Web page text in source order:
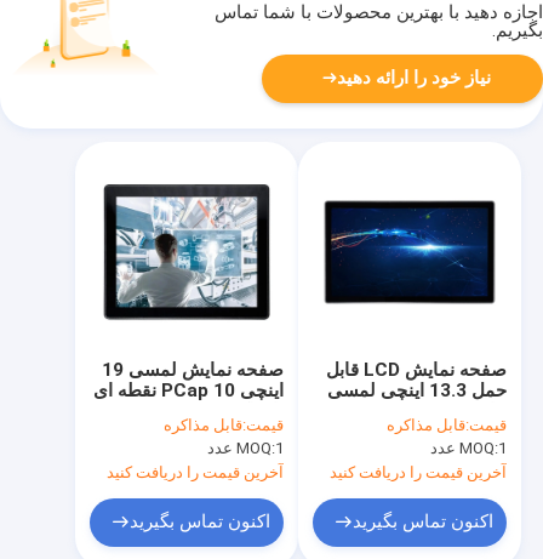
اجازه دهید با بهترین محصولات با شما تماس
بگیریم.
نیاز خود را ارائه دهید
صفحه نمایش لمسی 19
اینچی PCap 10 نقطه ای
قیمت:قابل مذاکره
MOQ:1 عدد
آخرین قیمت را دریافت کنید
اکنون تماس بگیرید
صفحه نمایش LCD قابل
حمل 13.3 اینچی لمسی
قیمت:قابل مذاکره
MOQ:1 عدد
آخرین قیمت را دریافت کنید
اکنون تماس بگیرید